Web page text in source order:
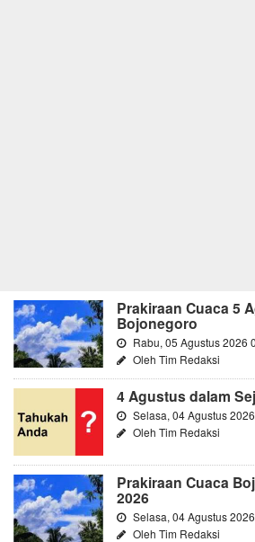
Prakiraan Cuaca 5
Bojonegoro
Rabu, 05 Agustus 2026
Oleh Tim Redaksi
4 Agustus dalam
Selasa, 04 Agustus
Oleh Tim Redaksi
Prakiraan Cuaca
2026
Selasa, 04 Agustus
Oleh Tim Redaksi